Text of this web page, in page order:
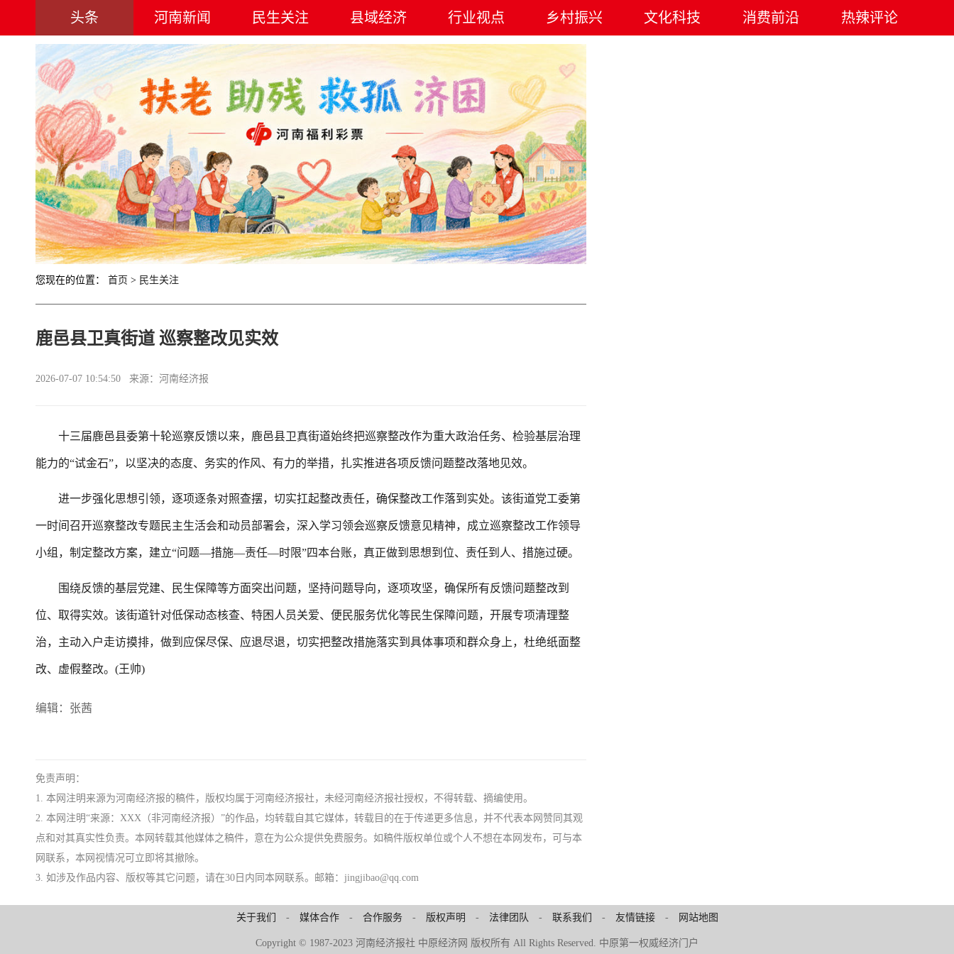
头条 河南新闻 民生关注 县域经济 行业视点 乡村振兴 文化科技 消费前沿 热辣评论
您现在的位置： 首页 > 民生关注
鹿邑县卫真街道 巡察整改见实效
2026-07-07 10:54:50 来源：河南经济报
十三届鹿邑县委第十轮巡察反馈以来，鹿邑县卫真街道始终把巡察整改作为重大政治任务、检验基层治理
能力的“试金石”，以坚决的态度、务实的作风、有力的举措，扎实推进各项反馈问题整改落地见效。
进一步强化思想引领，逐项逐条对照查摆，切实扛起整改责任，确保整改工作落到实处。该街道党工委第
一时间召开巡察整改专题民主生活会和动员部署会，深入学习领会巡察反馈意见精神，成立巡察整改工作领导
小组，制定整改方案，建立“问题—措施—责任—时限”四本台账，真正做到思想到位、责任到人、措施过硬。
围绕反馈的基层党建、民生保障等方面突出问题，坚持问题导向，逐项攻坚，确保所有反馈问题整改到
位、取得实效。该街道针对低保动态核查、特困人员关爱、便民服务优化等民生保障问题，开展专项清理整
治，主动入户走访摸排，做到应保尽保、应退尽退，切实把整改措施落实到具体事项和群众身上，杜绝纸面整
改、虚假整改。(王帅)
编辑：张茜
免责声明：
1. 本网注明来源为河南经济报的稿件，版权均属于河南经济报社，未经河南经济报社授权，不得转载、摘编使用。
2. 本网注明“来源：XXX（非河南经济报）”的作品，均转载自其它媒体，转载目的在于传递更多信息，并不代表本网赞同其观
点和对其真实性负责。本网转载其他媒体之稿件，意在为公众提供免费服务。如稿件版权单位或个人不想在本网发布，可与本
网联系，本网视情况可立即将其撤除。
3. 如涉及作品内容、版权等其它问题，请在30日内同本网联系。邮箱：jingjibao@qq.com
关于我们 - 媒体合作- 合作服务- 版权声明 - 法律团队 - 联系我们 - 友情链接- 网站地图
Copyright © 1987-2023 河南经济报社 中原经济网 版权所有 All Rights Reserved. 中原第一权威经济门户